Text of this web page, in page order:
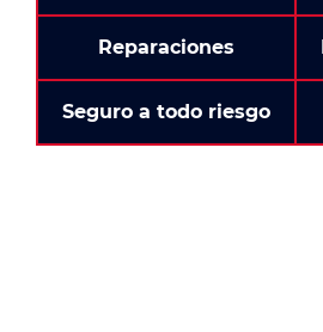
Reparaciones
Seguro a todo riesgo